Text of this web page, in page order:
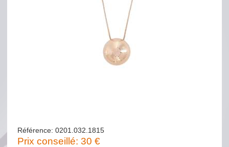
Référence: 0201.032.1815
Prix conseillé:30 €